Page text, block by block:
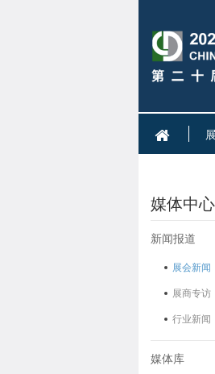
媒体中心
新闻报道
展会新闻
展商专访
行业新闻
媒体库